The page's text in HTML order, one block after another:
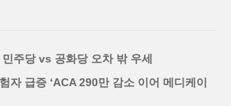
주당 vs 공화당 오차 밖 우세
자 급증 ‘ACA 290만 감소 이어 메디케이